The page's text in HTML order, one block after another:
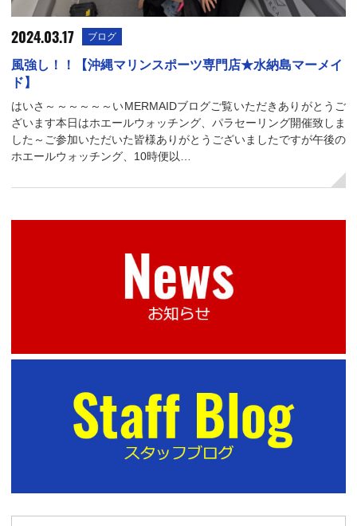
2024.03.17 ブログ
風強し！！【沖縄マリンスポーツ専門店★水納島マーメイ
ド】
はいさ～～～～～～いMERMAIDブログご覧いただきありがとうご
ざいます本日はホエールウォッチング、パラセーリング開催致しま
した～ご参加いただいた皆様ありがとうございましたですが午後の
ホエールウォッチング、10時便以…